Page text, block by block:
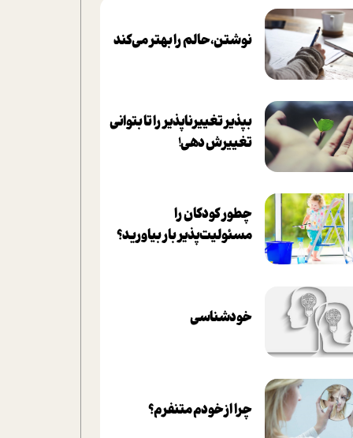
نوشتن، حالم را بهتر می‌کند
بپذير تغييرناپذير را تا بتواني
تغييرش دهي!‏
چطور کودکان را
مسئولیت‌پذیر بار بیاورید؟
خودشناسی
چرا از خودم متنفرم؟